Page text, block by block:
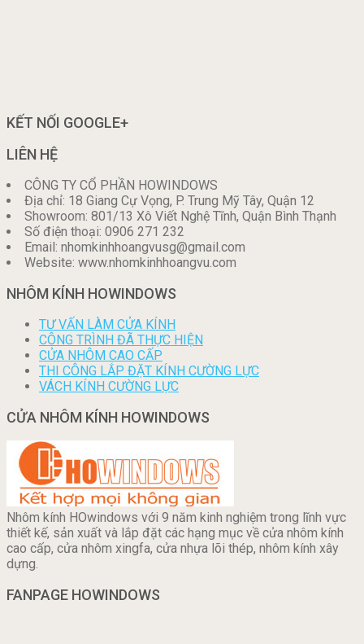
KẾT NỐI GOOGLE+
LIÊN HỆ
CÔNG TY CỔ PHẦN HOWINDOWS
Địa chỉ: 18 Giang Cự Vọng, P. Trung Mỹ Tây, Quận 12
Showroom: 801/13 Xô Viết Nghệ Tĩnh, Quận Bình Thạnh
Số điện thoại: 0906 271 232
Email: nhomkinhhoangvusg@gmail.com
Website: www.nhomkinhhoangvu.com
NHÔM KÍNH HOWINDOWS
TƯ VẤN LÀM CỬA KÍNH
CÔNG TRÌNH ĐÃ THỰC HIỆN
CỬA NHÔM CAO CẤP
THI CÔNG LẮP ĐẶT KÍNH CƯỜNG LỰC
VÁCH KÍNH CƯỜNG LỰC
CỬA NHÔM KÍNH HOWINDOWS
Nhôm kính HOwindows với 9 năm kinh nghiệm trong lĩnh vực
thiết kế, sản xuất và lắp đặt các hạng mục về cửa nhôm kính
cao cấp, cửa nhôm xingfa, cửa nhựa lõi thép, nhôm kính xây
dựng.
FANPAGE HOWINDOWS